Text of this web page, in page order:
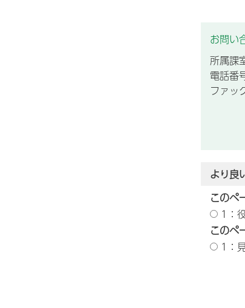
お問い
所属課
電話
ファ
より良
このペ
1：
このペ
1：